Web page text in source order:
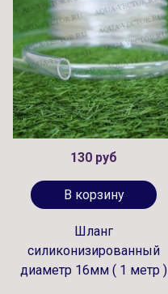
130 руб
В корзину
Шланг
силиконизированный
диаметр 16мм ( 1 метр )